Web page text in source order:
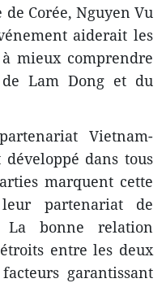
Corée, Nguyen Vu
aiderait les
mieux comprendre
Lam Dong et du
Vietnam-
développé dans tous
marquent cette
partenariat de
La bonne relation
entre les deux
garantissant